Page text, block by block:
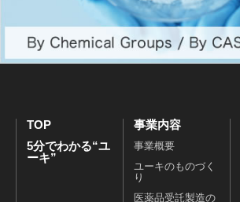
TOP
5分でわかる“ユ
ーキ”
事業内容
事業概要
ユーキのものづく
り
医薬品受託製造の